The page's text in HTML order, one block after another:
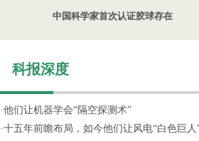
中国科学家首次认证胶球存在
科报深度
·他们让机器学会“隔空探测术”
·十五年前瞻布局，如今他们让风电“白色巨人